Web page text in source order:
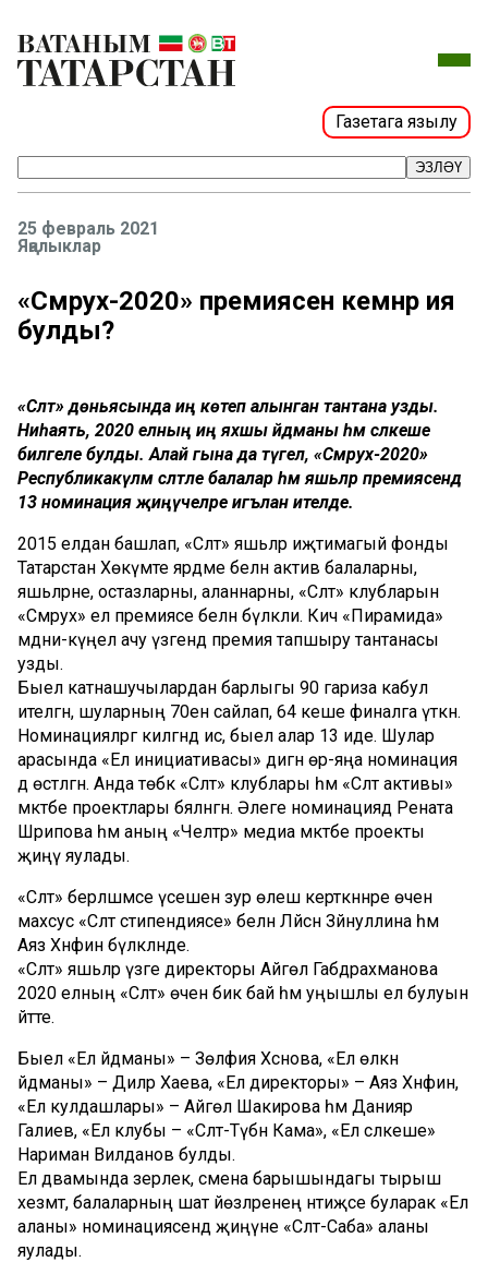
Газетага язылу
ЭЗЛӘҮ
25 февраль 2021
Яңалыклар
«Сәмрух-2020» премиясенә кемнәр ия
булды?
«Сәләт» дөньясында иң көтеп алынган тантана узды.
Ниһаять, 2020 елның иң яхшы әйдәманы һәм сәлкеше
билгеле булды. Алай гына да түгел, «Сәмрух-2020»
Республикакүләм сәләтле балалар һәм яшьләр премиясендә
13 номинация җиңүчеләре игълан ителде.
2015 елдан башлап, «Сәләт» яшьләр иҗтимагый фонды
Татарстан Хөкүмәте ярдәме белән актив балаларны,
яшьләрне, остазларны, аланнарны, «Сәләт» клубларын
«Сәмрух» ел премиясе белән бүләкли. Кичә «Пирамида»
мәдәни-күңел ачу үзәгендә премия тапшыру тантанасы
узды.
Быел катнашучылардан барлыгы 90 гариза кабул
ителгән, шуларның 70ен сайлап, 64 кеше финалга үткән.
Номинацияләргә килгәндә исә, быел алар 13 иде. Шулар
арасында «Ел инициативасы» дигән өр-яңа номинация
дә өстәлгән. Анда төбәк «Сәләт» клублары һәм «Сәләт активы»
мәктәбе проектлары бәяләнгән. Әлеге номинациядә Рената
Шәрипова һәм аның «Челтәр» медиа мәктәбе проекты
җиңү яулады.
«Сәләт» берләшмәсе үсешенә зур өлеш керткәннәре өчен
махсус «Сәләт стипендиясе» белән Ләйсән Зәйнуллина һәм
Аяз Хәнәфин бүләкләнде.
«Сәләт» яшьләр үзәге директоры Айгөл Габдрахманова
2020 елның «Сәләт» өчен бик бай һәм уңышлы ел булуын
әйтте.
Быел «Ел әйдәманы» – Зөлфия Хәсәнова, «Ел өлкән
әйдәманы» – Диләрә Хаева, «Ел директоры» – Аяз Хәнәфин,
«Ел кулдашлары» – Айгөл Шакирова һәм Данияр
Галиев, «Ел клубы – «Сәләт-Түбән Кама», «Ел сәлкеше»
Нариман Вилданов булды.
Ел дәвамында әзерлек, смена барышындагы тырыш
хезмәт, балаларның шат йөзләренең нәтиҗәсе буларак «Ел
аланы» номинациясендә җиңүне «Сәләт-Саба» аланы
яулады.